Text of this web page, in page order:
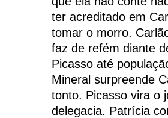
ter acreditado em
tomar o morro.
faz de refém diante
Picasso até
Mineral surpreende
tonto. Picasso vira o
delegacia. Patrícia